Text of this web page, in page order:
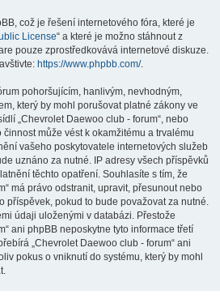
což je řešení internetového fóra, které je
License“ a které je možno stáhnout z
pouze zprostředkovává internetové diskuze.
https://www.phpbb.com/.
pohoršujícím, hanlivým, nevhodným,
který by mohl porušovat platné zákony ve
„Chevrolet Daewoo club - forum“, nebo
může vést k okamžitému a trvalému
vašeho poskytovatele internetových služeb
uznáno za nutné. IP adresy všech příspěvků
těchto opatření. Souhlasíte s tím, že
má právo odstranit, upravit, přesunout nebo
příspěvek, pokud to bude považovat za nutné.
údaji uloženými v databázi. Přestože
ani phpBB neposkytne tyto informace třetí
„Chevrolet Daewoo club - forum“ ani
pokus o vniknutí do systému, který by mohl